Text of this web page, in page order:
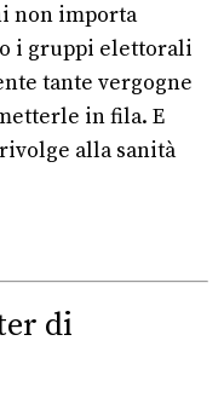
non importa
i gruppi elettorali
tante vergogne
in fila. E
alla sanità
di